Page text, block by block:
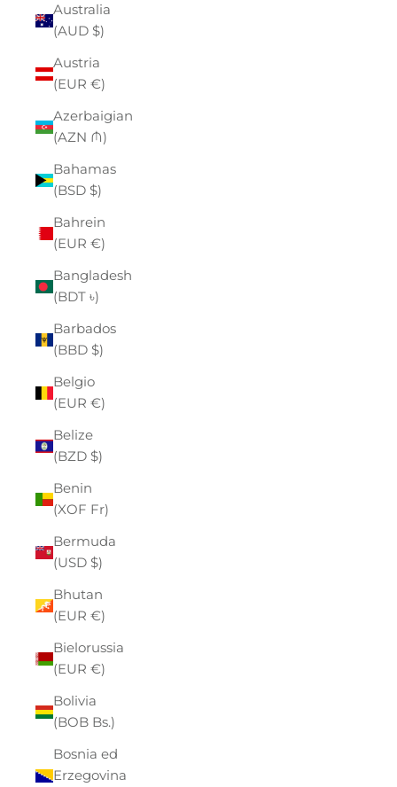
Australia
(AUD $)
Austria
(EUR €)
Azerbaigian
(AZN ₼)
Bahamas
(BSD $)
Bahrein
(EUR €)
Bangladesh
(BDT ৳)
Barbados
(BBD $)
Belgio
(EUR €)
Belize
(BZD $)
Benin
(XOF Fr)
Bermuda
(USD $)
Bhutan
(EUR €)
Bielorussia
(EUR €)
Bolivia
(BOB Bs.)
Bosnia ed
Erzegovina